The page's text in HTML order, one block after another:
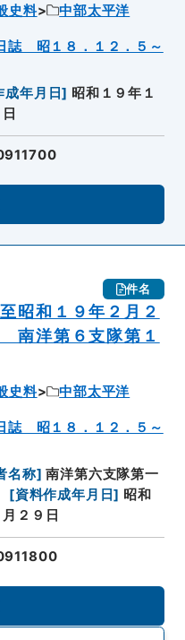
史料
中部太平洋
誌 昭１８．１２．５～
成年月日] 昭和１９年１
件名
昭和１９年２月２
洋第６支隊第１
史料
中部太平洋
誌 昭１８．１２．５～
名称] 南洋第六支隊第一
[資料作成年月日] 昭和
２９日